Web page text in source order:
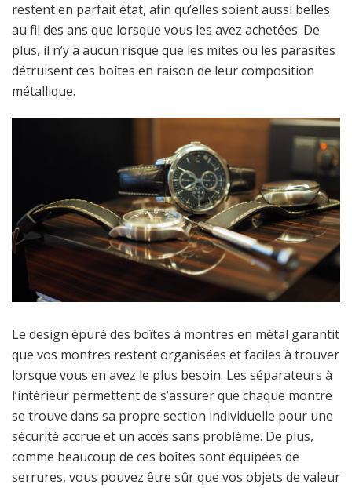
restent en parfait état, afin qu’elles soient aussi belles
au fil des ans que lorsque vous les avez achetées. De
plus, il n’y a aucun risque que les mites ou les parasites
détruisent ces boîtes en raison de leur composition
métallique.
Le design épuré des boîtes à montres en métal garantit
que vos montres restent organisées et faciles à trouver
lorsque vous en avez le plus besoin. Les séparateurs à
l’intérieur permettent de s’assurer que chaque montre
se trouve dans sa propre section individuelle pour une
sécurité accrue et un accès sans problème. De plus,
comme beaucoup de ces boîtes sont équipées de
serrures, vous pouvez être sûr que vos objets de valeur